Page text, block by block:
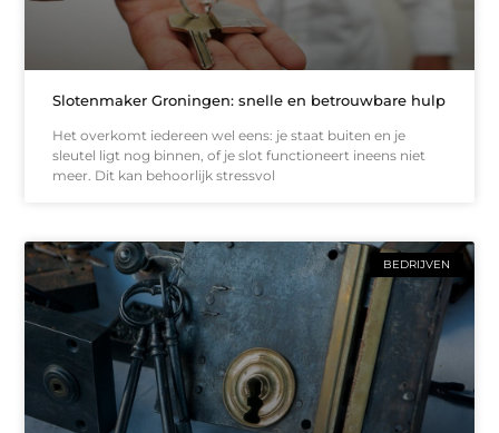
Slotenmaker Groningen: snelle en betrouwbare hulp
Het overkomt iedereen wel eens: je staat buiten en je
sleutel ligt nog binnen, of je slot functioneert ineens niet
meer. Dit kan behoorlijk stressvol
BEDRIJVEN